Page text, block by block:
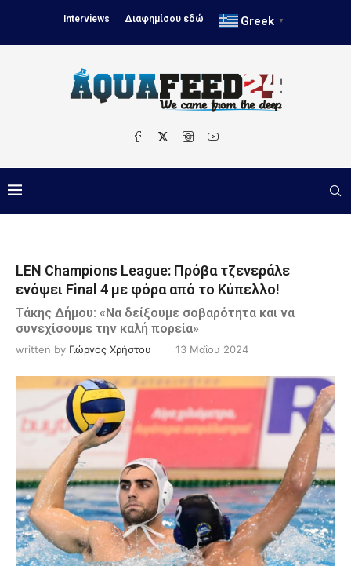
Interviews Διαφημίσου εδώ Greek ▼
LEN Champions League: Πρόβα τζενεράλε
ενόψει Final 4 με φόρα από το Κύπελλο!
Τάκης Δήμου: «Να δείξουμε σοβαρότητα και να
συνεχίσουμε την καλή πορεία»
written by Γιώργος Χρήστου 13 Μαΐου 2024